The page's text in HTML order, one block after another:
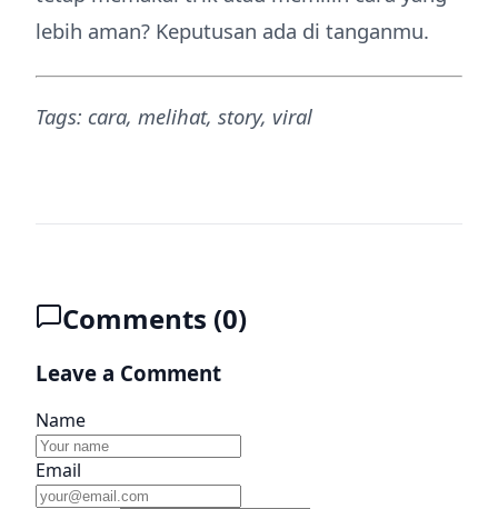
lebih aman? Keputusan ada di tanganmu.
Tags: cara, melihat, story, viral
Comments (0)
Leave a Comment
Name
Email